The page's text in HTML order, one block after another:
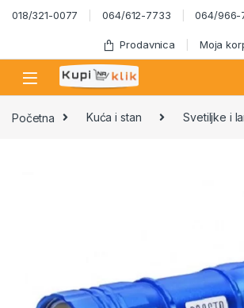
Skip to navigation
Skip to content
018/321-0077 064/612-7733 064/966-
Prodavnica Moja
Početna Kuća i stan Svetiljke i